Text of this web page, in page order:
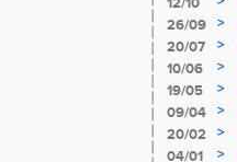
26/09
>
20/07
>
10/06 >
19/05
>
09/04
>
20/02
>
04/01
>